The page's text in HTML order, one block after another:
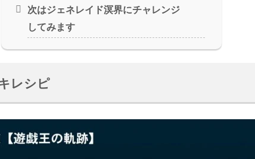
次はジェネレイド溟界にチャレンジ
してみます
レシピ